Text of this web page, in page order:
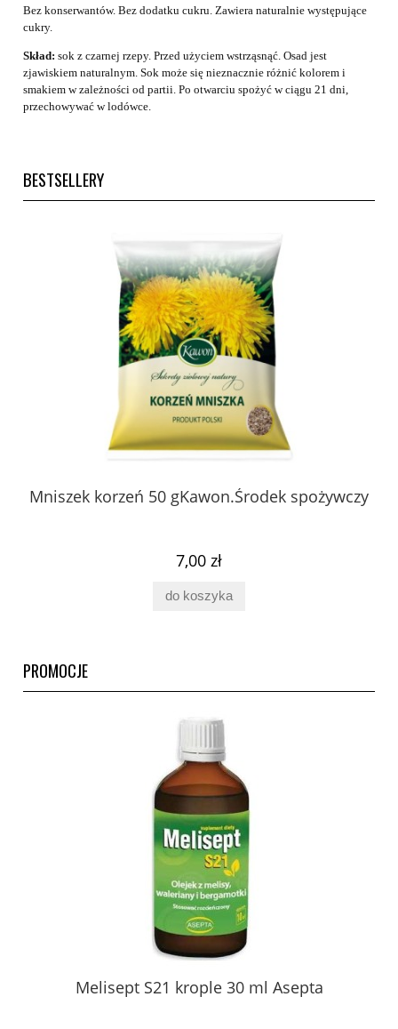
Bez konserwantów. Bez dodatku cukru. Zawiera naturalnie występujące
cukry.
Skład: sok z czarnej rzepy. Przed użyciem wstrząsnąć. Osad jest
zjawiskiem naturalnym. Sok może się nieznacznie różnić kolorem i
smakiem w zależności od partii. Po otwarciu spożyć w ciągu 21 dni,
przechowywać w lodówce.
BESTSELLERY
Mniszek korzeń 50 gKawon.Środek spożywczy
7,00 zł
do koszyka
PROMOCJE
Melisept S21 krople 30 ml Asepta